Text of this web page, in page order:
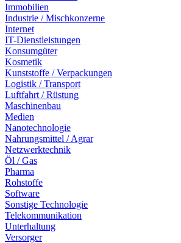
Immobilien
Industrie / Mischkonzerne
Internet
IT-Dienstleistungen
Konsumgüter
Kosmetik
Kunststoffe / Verpackungen
Logistik / Transport
Luftfahrt / Rüstung
Maschinenbau
Medien
Nanotechnologie
Nahrungsmittel / Agrar
Netzwerktechnik
Öl / Gas
Pharma
Rohstoffe
Software
Sonstige Technologie
Telekommunikation
Unterhaltung
Versorger